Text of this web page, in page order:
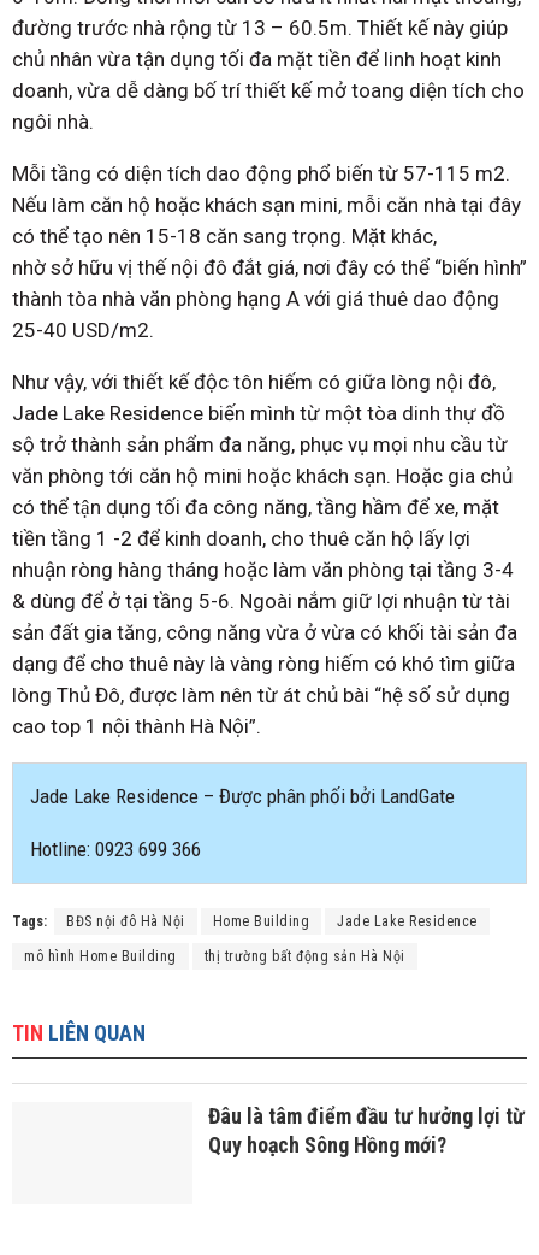
đường trước nhà rộng từ 13 – 60.5m. Thiết kế này giúp
chủ nhân vừa tận dụng tối đa mặt tiền để linh hoạt kinh
doanh, vừa dễ dàng bố trí thiết kế mở toang diện tích cho
ngôi nhà.
Mỗi tầng có diện tích dao động phổ biến từ 57-115 m2.
Nếu làm căn hộ hoặc khách sạn mini, mỗi căn nhà tại đây
có thể tạo nên 15-18 căn sang trọng. Mặt khác,
nhờ sở hữu vị thế nội đô đắt giá, nơi đây có thể “biến hình”
thành tòa nhà văn phòng hạng A với giá thuê dao động
25-40 USD/m2.
Như vậy, với thiết kế độc tôn hiếm có giữa lòng nội đô,
Jade Lake Residence biến mình từ một tòa dinh thự đồ
sộ trở thành sản phẩm đa năng, phục vụ mọi nhu cầu từ
văn phòng tới căn hộ mini hoặc khách sạn. Hoặc gia chủ
có thể tận dụng tối đa công năng, tầng hầm để xe, mặt
tiền tầng 1 -2 để kinh doanh, cho thuê căn hộ lấy lợi
nhuận ròng hàng tháng hoặc làm văn phòng tại tầng 3-4
& dùng để ở tại tầng 5-6. Ngoài nắm giữ lợi nhuận từ tài
sản đất gia tăng, công năng vừa ở vừa có khối tài sản đa
dạng để cho thuê này là vàng ròng hiếm có khó tìm giữa
lòng Thủ Đô, được làm nên từ át chủ bài “hệ số sử dụng
cao top 1 nội thành Hà Nội”.
Jade Lake Residence – Được phân phối bởi LandGate
Hotline: 0923 699 366
Tags: BĐS nội đô Hà Nội Home Building Jade Lake Residence
mô hình Home Building thị trường bất động sản Hà Nội
TIN LIÊN QUAN
Đâu là tâm điểm đầu tư hưởng lợi từ
Quy hoạch Sông Hồng mới?